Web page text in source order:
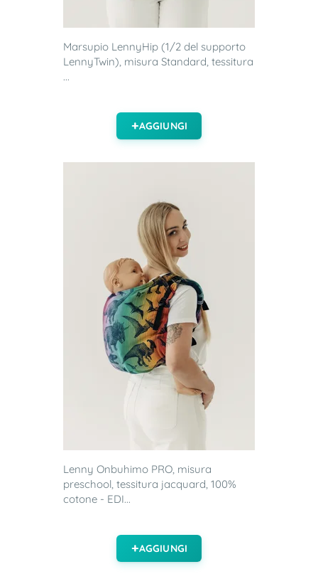
Marsupio LennyHip (1/2 del supporto
LennyTwin), misura Standard, tessitura
...
AGGIUNGI
Lenny Onbuhimo PRO, misura
preschool, tessitura jacquard, 100%
cotone - EDI...
AGGIUNGI